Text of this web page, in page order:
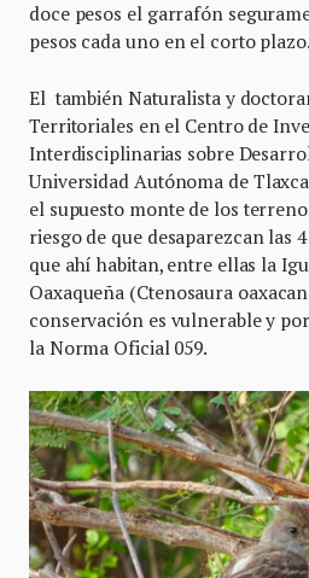
doce pesos el garrafón
pesos cada uno en el corto plazo.
El también Naturalista y
Territoriales en el Centro de
Interdisciplinarias sobre
Universidad Autónoma de
el supuesto monte de los
riesgo de que desaparezcan las
que ahí habitan, entre ellas la
Oaxaqueña (Ctenosaura
conservación es vulnerable y
la Norma Oficial 059.